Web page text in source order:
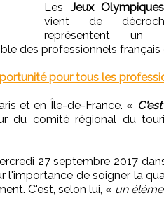
Les Jeux
vient de
représentent
des professionnels français
pour tous les
et en Île-de-France. «
du comité régional du
27 septembre 2017
l'importance de soigner la
C'est, selon lui, « un